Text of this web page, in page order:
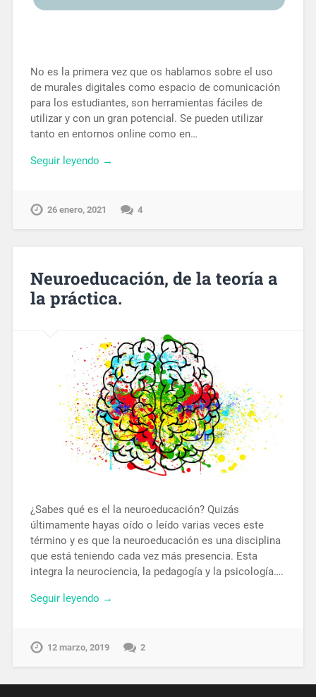
No es la primera vez que os hablamos sobre el uso
de murales digitales como espacio de comunicación
para los estudiantes, son herramientas fáciles de
utilizar y con un gran potencial. Se pueden utilizar
tanto en entornos online como en…
Seguir leyendo →
26 enero, 2021 4
Neuroeducación, de la teoría a
la práctica.
¿Sabes qué es el la neuroeducación? Quizás
últimamente hayas oído o leído varias veces este
término y es que la neuroeducación es una disciplina
que está teniendo cada vez más presencia. Esta
integra la neurociencia, la pedagogía y la psicología….
Seguir leyendo →
12 marzo, 2019 2